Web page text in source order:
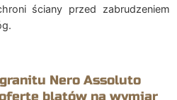
ściany przed zabrudzeniem
Nero Assoluto
blatów na wymiar